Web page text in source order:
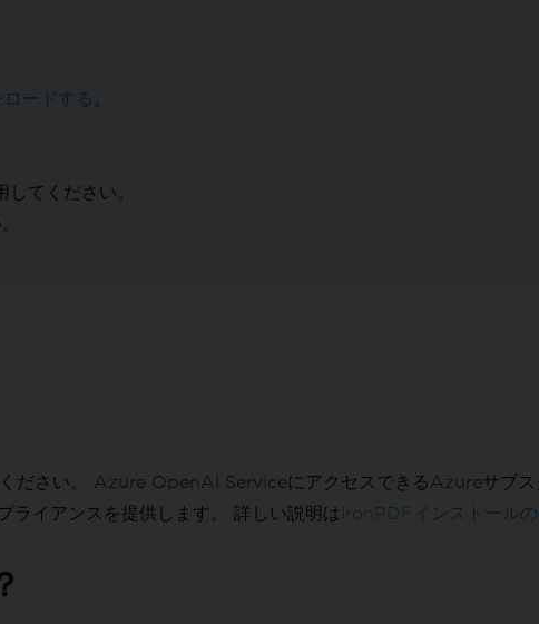
ードする
してください。
さい。 Azure OpenAI ServiceにアクセスできるAzureサブス
ライアンスを提供します。 詳しい説明は IronPDFインストールの